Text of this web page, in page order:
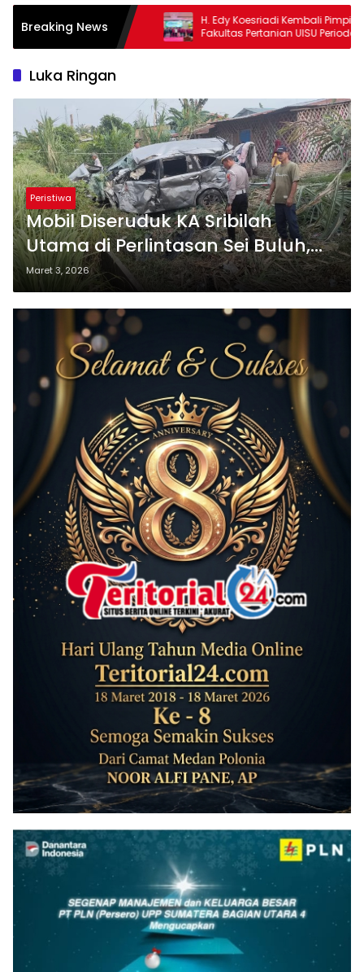
Breaking NewsH. Edy Koesriadi Kembali Pimpin IKA
Fakultas Pertanian UISU Periode 2026-
2031
dan
Luka Ringan
Peristiwa
Mobil Diseruduk KA Sribilah
Utama di Perlintasan Sei Buluh,
Satu Orang Luka Ringan
Maret 3, 2026